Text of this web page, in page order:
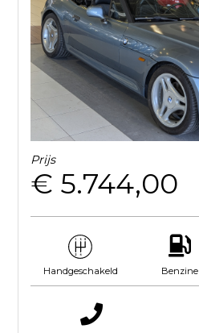
Prijs
€ 5.744,00
Handgeschakeld Benzine